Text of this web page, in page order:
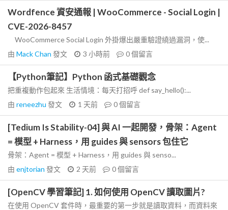
Wordfence 資安通報 | WooCommerce - Social Login |
CVE-2026-8457
WooCommerce Social Login 外掛爆出嚴重驗證繞過漏洞，使...
由 Mack Chan 發文 3 小時前 0個留言
【Python筆記】Python 函式基礎觀念
把重複動作包起來 生活情境：每天打招呼 def say_hello():...
由 reneezhu 發文 1 天前 0個留言
[Tedium Is Stability-04] 與 AI 一起開發，骨架：Agent
= 模型 + Harness，用 guides 與 sensors 包住它
骨架：Agent = 模型 + Harness，用 guides 與 senso...
由 enjtorian 發文 2 天前 0個留言
[OpenCV 學習筆記] 1. 如何使用 OpenCV 讀取圖片?
在使用 OpenCV 套件時，最重要的第一步就是讀取資料，而資料來